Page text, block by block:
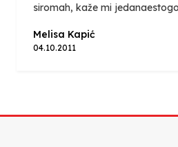
siromah, kaže mi
Melisa Kapić
04.10.2011